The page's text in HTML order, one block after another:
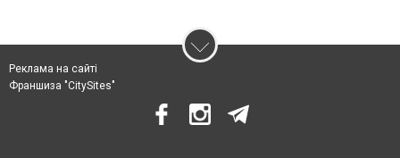
Реклама на сайті
Франшиза "CitySites"